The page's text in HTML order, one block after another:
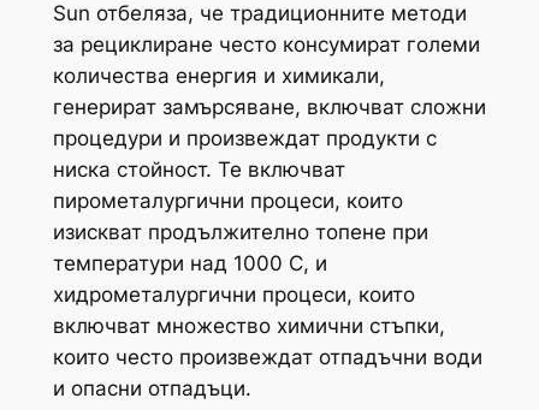
Sun отбеляза, че традиционните методи
за рециклиране често консумират големи
количества енергия и химикали,
генерират замърсяване, включват сложни
процедури и произвеждат продукти с
ниска стойност. Те включват
пирометалургични процеси, които
изискват продължително топене при
температури над 1000 C, и
хидрометалургични процеси, които
включват множество химични стъпки,
които често произвеждат отпадъчни води
и опасни отпадъци.